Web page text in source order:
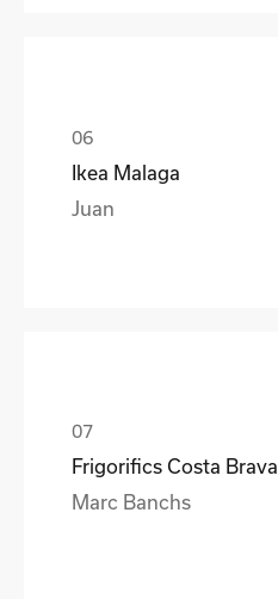
Ikea Malaga
Juan
Frigorifics Costa Brava
Marc Banchs